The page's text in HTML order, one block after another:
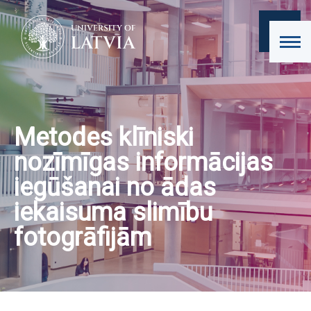
Metodes klīniski
nozīmīgas informācijas
iegūšanai no ādas
iekaisuma slimību
fotogrāfijām